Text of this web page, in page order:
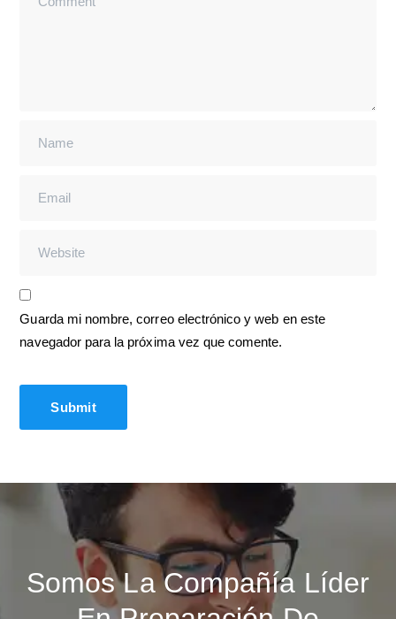
Guarda mi nombre, correo electrónico y web en este
navegador para la próxima vez que comente.
Somos La Compañía Líder